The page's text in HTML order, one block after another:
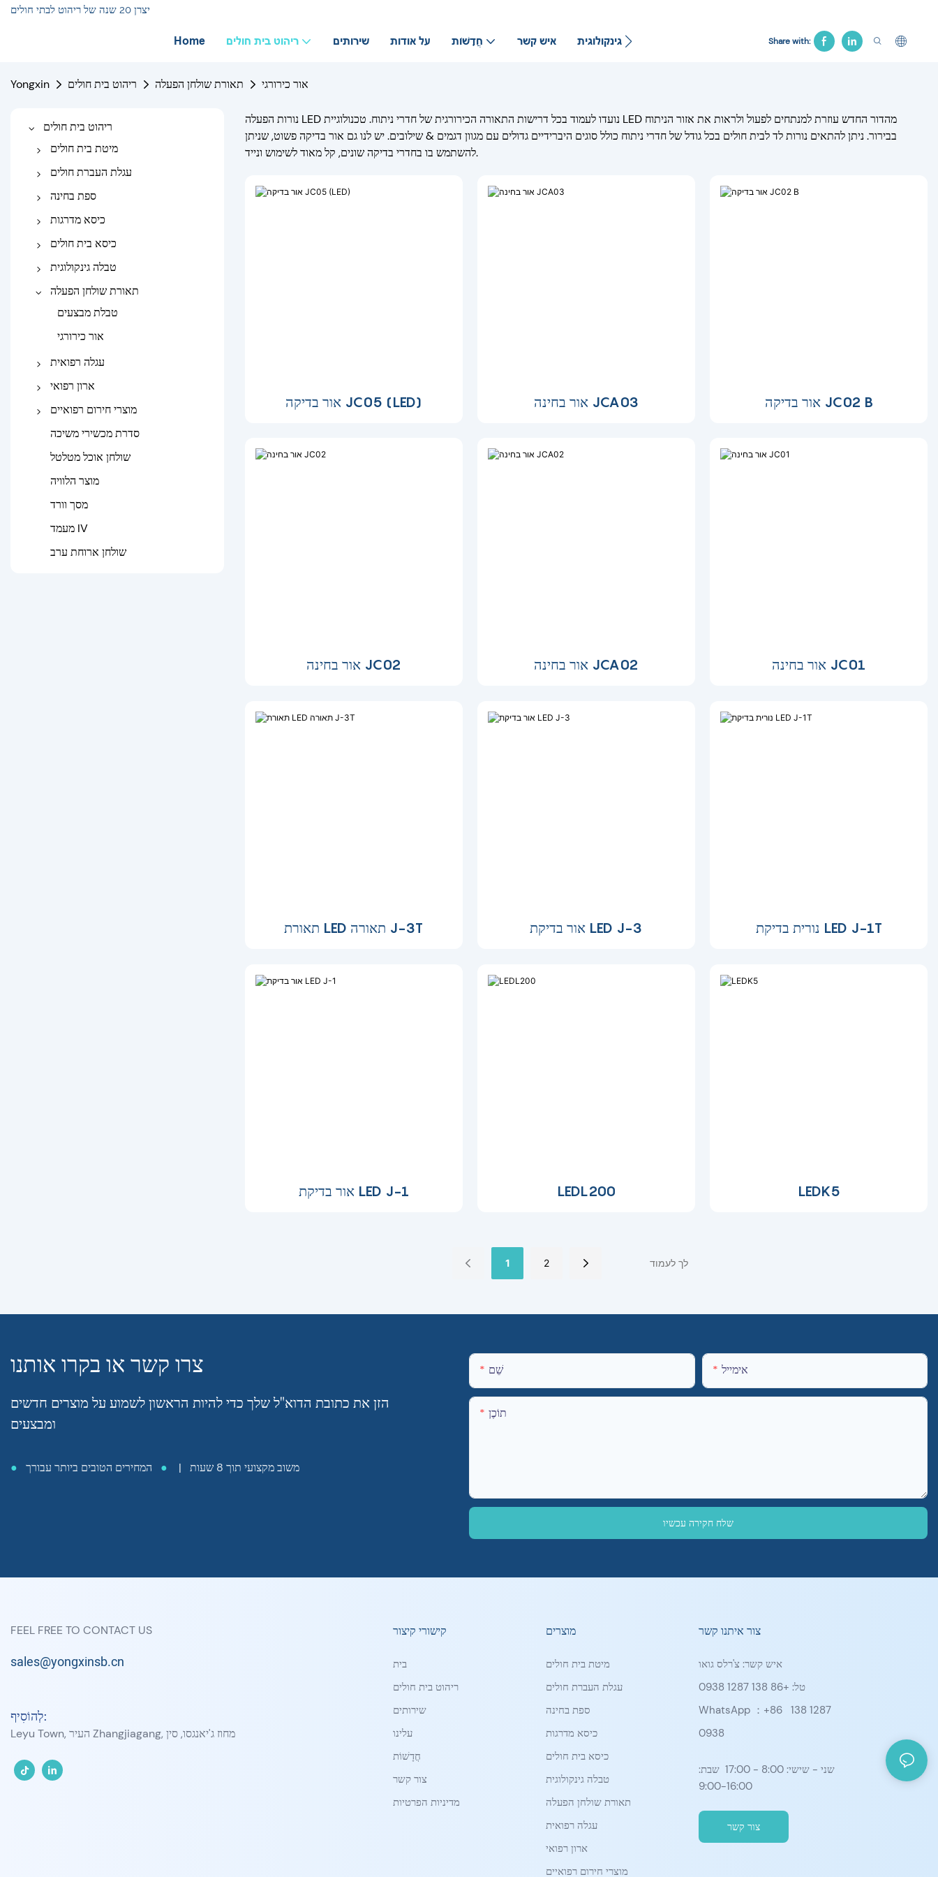
יצרן 20 שנה של ריהוט לבתי חולים
Home ריהוט בית חולים שירותים על אודות חֲדָשׁוֹת איש קשר מיטה גינקולוגית מיטת משיכה מוצר הלוויה Share with:
Yongxin ריהוט בית חולים תאורת שולחן הפעלה אור כירורגי
ריהוט בית חולים
מיטת בית חולים
מיטת בית חולים חשמלית
מיטת בית חולים ידנית
מיטת בית חולים לתינוק
מיטת בית חולים לילדים
מיטת בית חולים אורטופדי
מיטת משיכה
מיטת טיפול ביתי
עגלת העברת חולים
טרולי העברה
עגלת אלונקה
ספת בחינה
ספה רפואית
ספת בדיקה חשמלית
כיסא מדרגות
כיסא מדרגות ידני
כיסא חשמלי למדרגות
כיסא בית חולים
כיסא אינפוזיה
כיסא דיאליזה
כסא כורסת בית חולים
כיסא המתנה לבית חולים
טבלה גינקולוגית
מיטת משלוח
טבלת בדיקות גינקולוגיות
תאורת שולחן הפעלה
טבלת מבצעים
אור כירורגי
עגלה רפואית
עגלת נירוסטה בית חולים
Abs Medicaltrolley
עגלת חירום
ארון רפואי
שידה שליד המיטה
ארון תרופות
מוצרי חירום רפואיים
אלונקה מתקפלת
אלונקת אמבולנס
סקופ אלונקה
סד רפואי
סדרת מכשירי משיכה
שולחן אוכל מטלטל
מוצר הלוויה
מסך וורד
מעמד IV
שולחן ארוחת ערב
נורות הפעלה LED נועדו לעמוד בכל דרישות התאורה הכירורגית של חדרי ניתוח. טכנולוגיית LED מהדור החדש עוזרת למנתחים לפעול ולראות את אזור הניתוח
בבירור. ניתן להתאים נורות לד לבית חולים בכל גודל של חדרי ניתוח כולל סוגים היברידיים גדולים עם מגוון דגמים & שילובים. יש לנו גם אור בדיקה פשוט, שניתן
להשתמש בו בחדרי בדיקה שונים, קל מאוד לשימוש ונייד.
אור בדיקה JC05 (LED) אור בחינה JCA03 אור בדיקה JC02 B
אור בחינה JC02 אור בחינה JCA02 אור בחינה JC01
תאורת LED תאורה J-3T אור בדיקת LED J-3 נורית בדיקת LED J-1T
אור בדיקת LED J-1 LEDL200 LEDK5
1 2
צרו קשר או בקרו אותנו
הזן את כתובת הדוא"ל שלך כדי להיות הראשון לשמוע על מוצרים חדשים
ומבצעים
● משוב מקצועי תוך 8 שעות | ● המחירים הטובים ביותר עבורך
שֵׁם אימייל
תוֹכֶן
שלח חקירה עכשיו
FEEL FREE TO CONTACT US
sales@yongxinsb.cn
לְהוֹסִיף:
Leyu Town, העיר Zhangjiagang, מחוז ג'יאנגסו, סין
קישורי קיצור
בית
ריהוט בית חולים
שירותים
עלינו
חֲדָשׁוֹת
צור קשר
מדיניות הפרטיות
מוצרים
מיטת בית חולים
עגלת העברת חולים
ספת בחינה
כיסא מדרגות
כיסא בית חולים
טבלה גינקולוגית
תאורת שולחן הפעלה
עגלה רפואית
ארון רפואי
מוצרי חירום רפואיים
צור איתנו קשר
איש קשר: צ'רלס גואו
טל: +86 138 1287 0938
WhatsApp ：+86 138 1287
0938
שני - שישי: 8:00 - 17:00 שבת:
9:00-16:00
צור קשר